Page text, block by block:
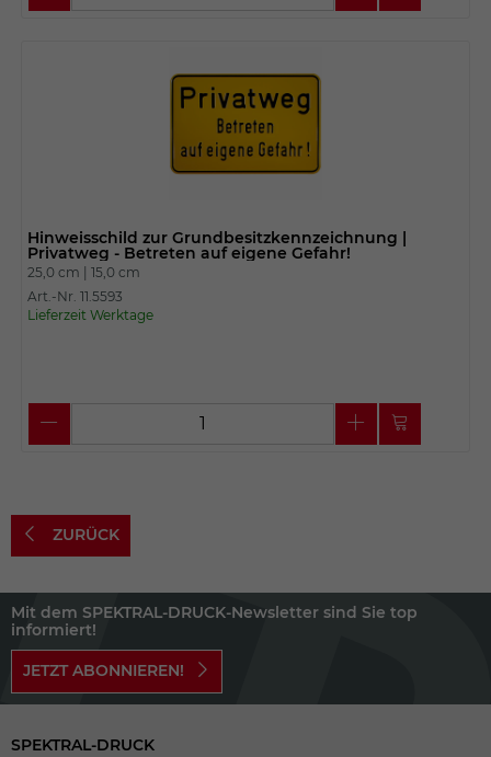
Hinweisschild zur Grundbesitzkennzeichnung |
Privatweg - Betreten auf eigene Gefahr!
25,0 cm | 15,0 cm
Art.-Nr. 11.5593
Lieferzeit Werktage
ZURÜCK
Mit dem SPEKTRAL-DRUCK-Newsletter sind Sie top
informiert!
JETZT ABONNIEREN!
SPEKTRAL-DRUCK